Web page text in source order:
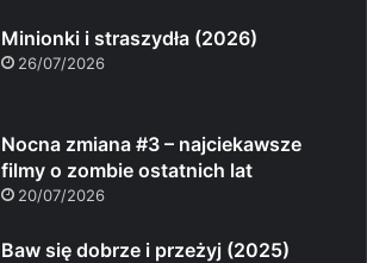
Minionki i straszydła (2026)
26/07/2026
Nocna zmiana #3 – najciekawsze
filmy o zombie ostatnich lat
20/07/2026
Baw się dobrze i przeżyj (2025)